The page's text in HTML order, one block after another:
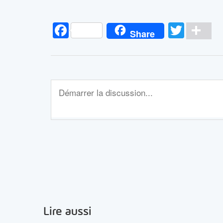
FacebookShare Twitter
Lire aussi